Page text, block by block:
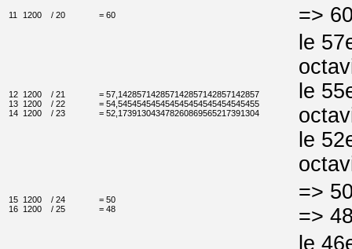
11 1200 / 20 = 60 =>
12
13
14
1200
1200
1200
/ 21
/ 22
/ 23
= 57,142857142857142857142857142857
= 54,545454545454545454545454545455
= 52,173913043478260869565217391304
le
le
le
15
16
1200
1200
/ 24
/ 25
= 50
= 48
=>
=>
le